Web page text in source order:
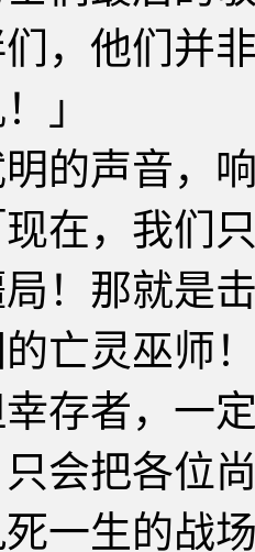
，他们并
」
声音，响
，我们只
！那就是
亡灵巫师
存者，一
会把各位
一生的战